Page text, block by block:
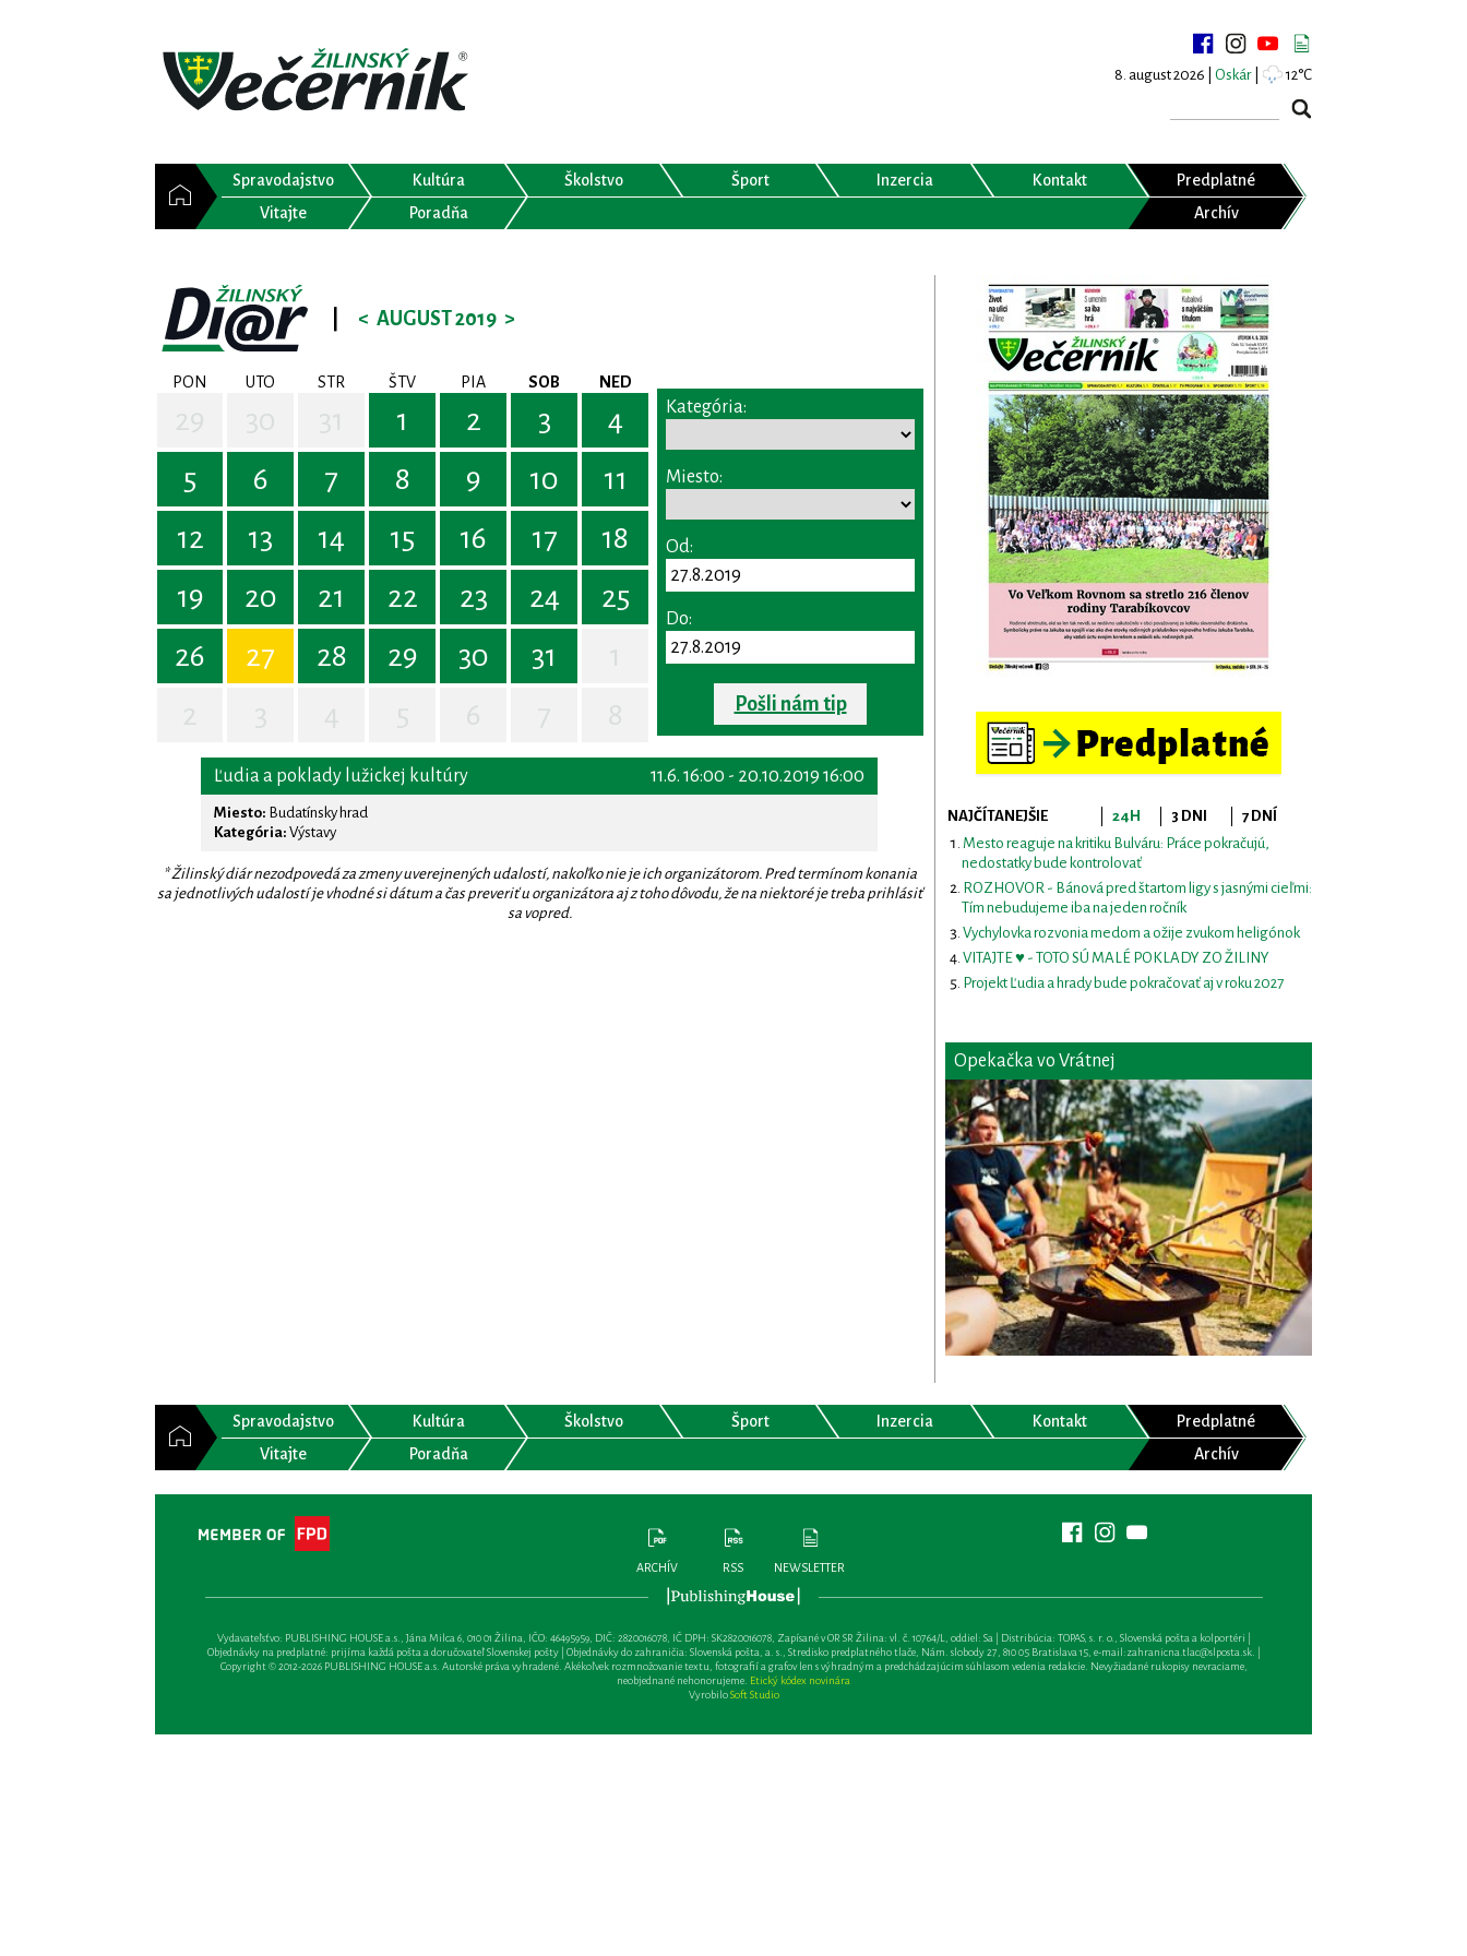
8. august 2026 | Oskár 12°C
Spravodajstvo Kultúra Školstvo Šport Inzercia Kontakt
Predplatné
Vitajte
Poradňa Archív
< AUGUST 2019 >
PON UTO STR ŠTV PIA SOB NED
1 2 3
4
5
6 7 8 9 10
11
12
13 14 15 16 17
18
19
20 21 22 23 24
25
26
27 28 29 30 31
Kategória:
Miesto:
Od:
Do:
Pošli nám tip
11.6. 16:00 - 20.10.2019 16:00
Ľudia a poklady lužickej kultúry
Miesto: Budatínsky hrad
Kategória: Výstavy
* Žilinský diár nezodpovedá za zmeny uverejnených udalostí, nakoľko nie je ich organizátorom. Pred termínom konania
sa jednotlivých udalostí je vhodné si dátum a čas preveriť u organizátora aj z toho dôvodu, že na niektoré je treba prihlásiť
sa vopred.
NAJČÍTANEJŠIE 24H 3 DNI
7 DNÍ
Mesto reaguje na kritiku Bulváru: Práce pokračujú,
nedostatky bude kontrolovať
ROZHOVOR - Bánová pred štartom ligy s jasnými cieľmi:
Tím nebudujeme iba na jeden ročník
Vychylovka rozvonia medom a ožije zvukom heligónok
VITAJTE ♥ - TOTO SÚ MALÉ POKLADY ZO ŽILINY
Projekt Ľudia a hrady bude pokračovať aj v roku 2027
Opekačka vo Vrátnej
Spravodajstvo Kultúra Školstvo Šport Inzercia Kontakt
Predplatné
Vitajte
Poradňa Archív
ARCHÍV RSS NEWSLETTER
Vydavateľsťvo: PUBLISHING HOUSE a.s., Jána Milca 6, 010 01 Žilina, IČO: 46495959, DIČ: 2820016078, IČ DPH: SK2820016078, Zapísané v OR SR Žilina: vl. č. 10764/L, oddiel: Sa | Distribúcia: TOPAS, s. r. o., Slovenská pošta a kolportéri |
Objednávky na predplatné: prijíma každá pošta a doručovateľ Slovenskej pošty | Objednávky do zahraničia: Slovenská pošta, a. s., Stredisko predplatného tlače, Nám. slobody 27, 810 05 Bratislava 15, e-mail:zahranicna.tlac@slposta.sk. |
Copyright © 2012-2026 PUBLISHING HOUSE a.s. Autorské práva vyhradené. Akékoľvek rozmnožovanie textu, fotografií a grafov len s výhradným a predchádzajúcim súhlasom vedenia redakcie. Nevyžiadané rukopisy nevraciame,
neobjednané nehonorujeme. Etický kódex novinára
VyrobiloSoft Studio